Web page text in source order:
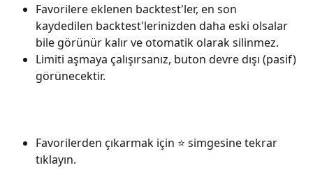
Favorilere eklenen backtest'ler, en son
kaydedilen backtest'lerinizden daha eski olsalar
bile görünür kalır ve otomatik olarak silinmez.
Limiti aşmaya çalışırsanız, buton devre dışı (pasif)
görünecektir.
Favorilerden çıkarmak için ⭐ simgesine tekrar
tıklayın.